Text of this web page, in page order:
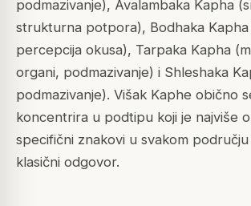
podmazivanje), Avalambaka Kapha
strukturna potpora), Bodhaka Kapha
percepcija okusa), Tarpaka Kapha
organi, podmazivanje) i Shleshaka
podmazivanje). Višak Kaphe obično
koncentrira u podtipu koji je najviše
specifični znakovi u svakom
klasični odgovor.